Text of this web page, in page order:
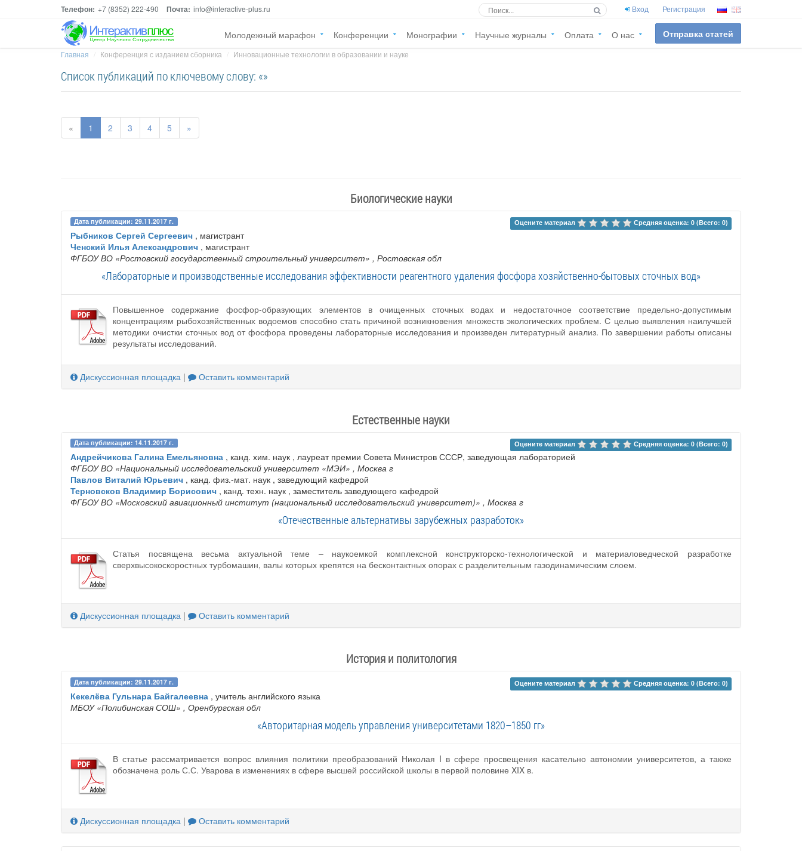
Телефон: +7 (8352) 222-490 Почта: info@interactive-plus.ru Вход Регистрация
Молодежный марафон Конференции Монографии Научные журналы Оплата О нас Отправка статей
Главная Конференция с изданием сборника Инновационные технологии в образовании и науке
Список публикаций по ключевому слову: «»
« 1 2 3 4 5 »
Биологические науки
Дата публикации: 29.11.2017 г. Оцените материал Средняя оценка: 0 (Всего: 0)
Рыбников Сергей Сергеевич , магистрант
Ченский Илья Александрович , магистрант
ФГБОУ ВО «Ростовский государственный строительный университет» , Ростовская обл
«Лабораторные и производственные исследования эффективности реагентного удаления фосфора хозяйственно-бытовых сточных вод»
Повышенное содержание фосфор-образующих элементов в очищенных сточных водах и недостаточное соответствие предельно-допустимым
концентрациям рыбохозяйственных водоемов способно стать причиной возникновения множеств экологических проблем. С целью выявления наилучшей
методики очистки сточных вод от фосфора проведены лабораторные исследования и произведен литературный анализ. По завершении работы описаны
результаты исследований.
Дискуссионная площадка | Оставить комментарий
Естественные науки
Дата публикации: 14.11.2017 г. Оцените материал Средняя оценка: 0 (Всего: 0)
Андрейчикова Галина Емельяновна , канд. хим. наук , лауреат премии Совета Министров СССР, заведующая лабораторией
ФГБОУ ВО «Национальный исследовательский университет «МЭИ» , Москва г
Павлов Виталий Юрьевич , канд. физ.-мат. наук , заведующий кафедрой
Терновсков Владимир Борисович , канд. техн. наук , заместитель заведующего кафедрой
ФГБОУ ВО «Московский авиационный институт (национальный исследовательский университет)» , Москва г
«Отечественные альтернативы зарубежных разработок»
Статья посвящена весьма актуальной теме – наукоемкой комплексной конструкторско-технологической и материаловедческой разработке
сверхвысокоскоростных турбомашин, валы которых крепятся на бесконтактных опорах с разделительным газодинамическим слоем.
Дискуссионная площадка | Оставить комментарий
История и политология
Дата публикации: 29.11.2017 г. Оцените материал Средняя оценка: 0 (Всего: 0)
Кекелёва Гульнара Байгалеевна , учитель английского языка
МБОУ «Полибинская СОШ» , Оренбургская обл
«Авторитарная модель управления университетами 1820–1850 гг»
В статье рассматривается вопрос влияния политики преобразований Николая I в сфере просвещения касательно автономии университетов, а также
обозначена роль С.С. Уварова в изменениях в сфере высшей российской школы в первой половине XIX в.
Дискуссионная площадка | Оставить комментарий